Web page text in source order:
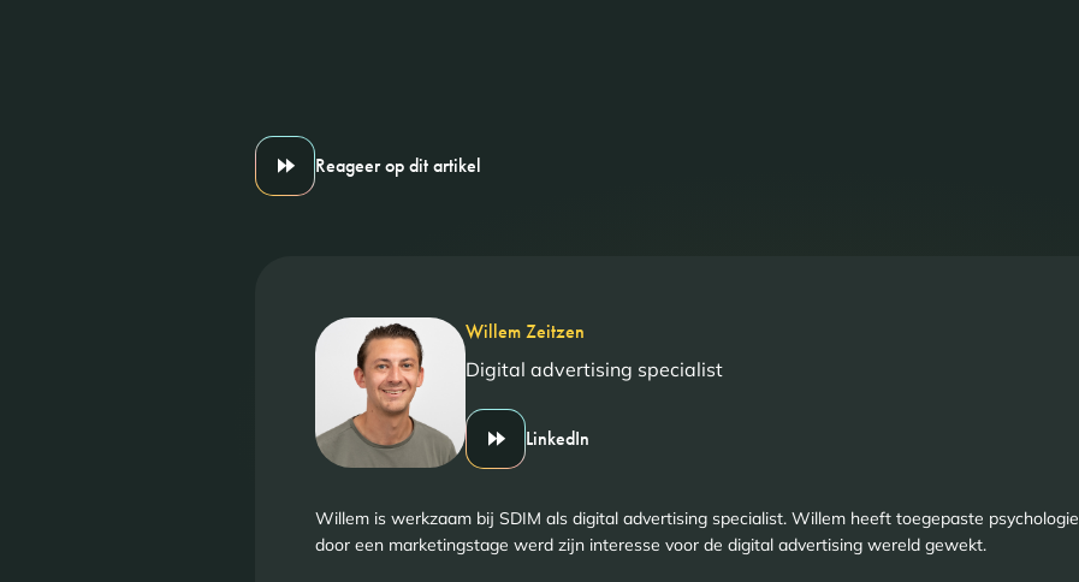
Reageer op dit artikel
Willem Zeitzen
Digital advertising specialist
LinkedIn
Willem is werkzaam bij SDIM als digital advertising specialist. Willem heeft toegepaste
door een marketingstage werd zijn interesse voor de digital advertising wereld gewekt.